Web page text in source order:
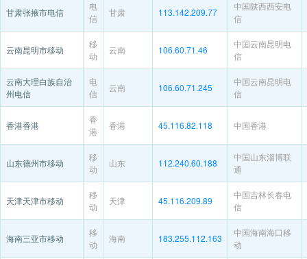
甘肃张掖市电信
电
信
甘肃 113.142.209.77
中国陕西西安电
信
云南昆明市移动
移
动
云南 106.60.71.46
中国云南昆明电
信
云南大理白族自治
州电信
电
信
云南 106.60.71.245
中国云南昆明电
信
香港香港
香
港
香港 45.116.82.118 中国香港
山东德州市移动
移
动
山东 112.240.60.188
中国山东淄博联
通
天津天津市移动
移
动
天津 45.116.209.89
中国吉林长春电
信
海南三亚市移动
移
动
海南 183.255.112.163
中国海南海口移
动